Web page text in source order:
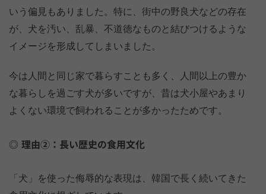
いう偏見もありました。特に、街中の野良犬などの存在
が、犬を汚い、乱暴、不道徳なものと結びつけるような
イメージを形成してしまいました。
今は人間と同じ家で暮らすことも多く、人間以上の豊か
な暮らしを過ごす犬が多いですが、昔は犬小屋やあまり
よくない環境で飼われることが多かったためです。
理由②：長い歴史の食用文化
「犬」を使った侮辱的な表現は、韓国で長く続いてきた